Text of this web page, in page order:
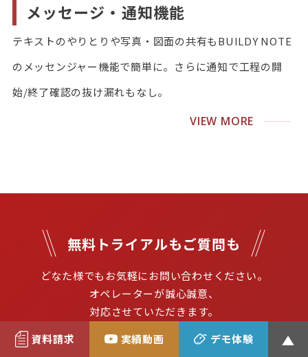
資料請求 実績動画 デモ体験
メッセージ・通知機能
テキストのやりとりや写真・図面の共有もBUILDY NOTE
のメッセンジャー機能で簡単に。さらに通知で工程の開
始/終了確認の抜け漏れもなし。
VIEW MORE
無料トライアルもご質問も
どなた様でもお気軽にお問い合わせください。
オペレーターが誠心誠意、
対応させていただきます。